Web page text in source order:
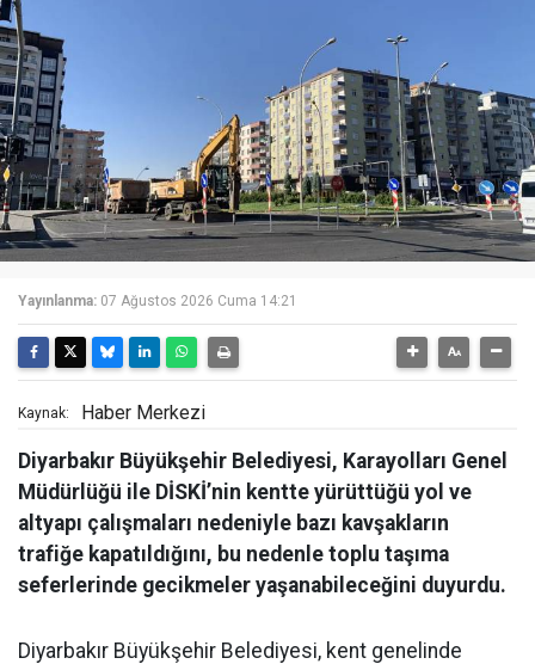
Yayınlanma: 07 Ağustos 2026 Cuma 14:21
Kaynak: Haber Merkezi
Diyarbakır Büyükşehir Belediyesi, Karayolları Genel
Müdürlüğü ile DİSKİ’nin kentte yürüttüğü yol ve
altyapı çalışmaları nedeniyle bazı kavşakların
trafiğe kapatıldığını, bu nedenle toplu taşıma
seferlerinde gecikmeler yaşanabileceğini duyurdu.
Diyarbakır Büyükşehir Belediyesi, kent genelinde